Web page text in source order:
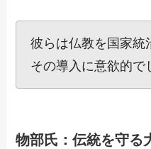
彼らは仏教を国家統
その導入に意欲的で
物部氏：伝統を守る